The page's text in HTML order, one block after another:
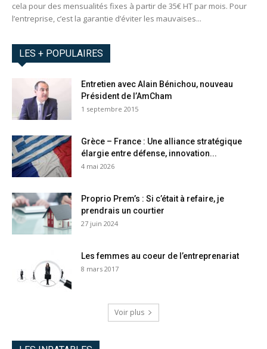
cela pour des mensualités fixes à partir de 35€ HT par mois. Pour
l’entreprise, c’est la garantie d’éviter les mauvaises...
LES + POPULAIRES
Entretien avec Alain Bénichou, nouveau
Président de l’AmCham
1 septembre 2015
Grèce – France : Une alliance stratégique
élargie entre défense, innovation...
4 mai 2026
Proprio Prem’s : Si c’était à refaire, je
prendrais un courtier
27 juin 2024
Les femmes au coeur de l’entreprenariat
8 mars 2017
Voir plus